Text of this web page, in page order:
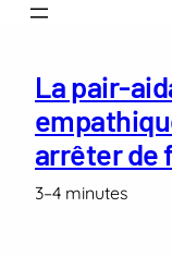
La pair-
arrêter de
3–4 minutes